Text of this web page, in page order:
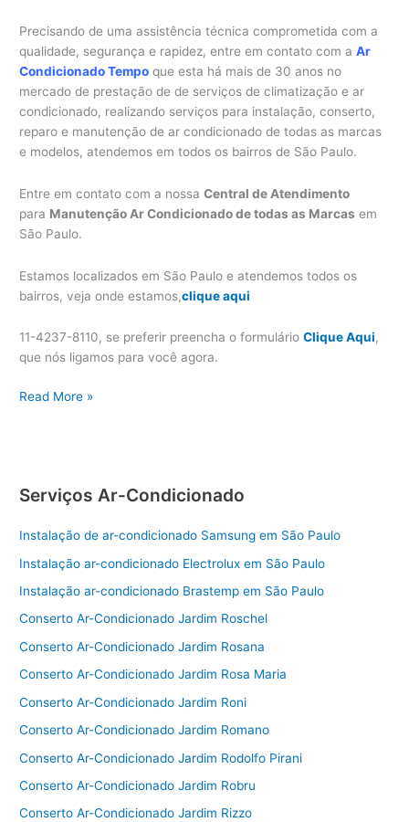
Precisando de uma assistência técnica comprometida com a
qualidade, segurança e rapidez, entre em contato com aAr
Condicionado Tempo que esta há mais de 30 anos no
mercado de prestação de de serviços de climatização e ar
condicionado, realizando serviços para instalação, conserto,
reparo e manutenção de ar condicionado de todas as marcas
e modelos, atendemos em todos os bairros de São Paulo.
Entre em contato com a nossaCentral de Atendimento
para Manutenção Ar Condicionado de todas as Marcas em
São Paulo.
Estamos localizados em São Paulo e atendemos todos os
bairros, veja onde estamos,clique aqui
11-4237-8110, se preferir preencha o formulárioClique Aqui,
que nós ligamos para você agora.
Manutenção
Paulo
Read More »
Serviços Ar-Condicionado
Instalação de ar-condicionado Samsung em São Paulo
Instalação ar-condicionado Electrolux em São Paulo
Instalação ar-condicionado Brastemp em São Paulo
Conserto Ar-Condicionado Jardim Roschel
Conserto Ar-Condicionado Jardim Rosana
Conserto Ar-Condicionado Jardim Rosa Maria
Conserto Ar-Condicionado Jardim Roni
Conserto Ar-Condicionado Jardim Romano
Conserto Ar-Condicionado Jardim Rodolfo Pirani
Conserto Ar-Condicionado Jardim Robru
Conserto Ar-Condicionado Jardim Rizzo